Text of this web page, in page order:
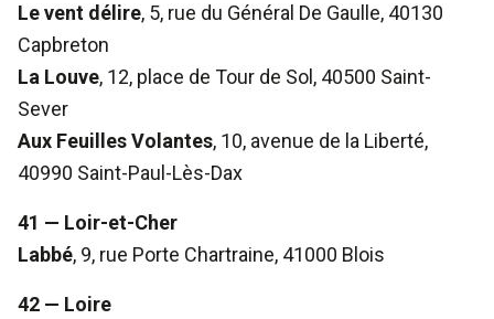
Le vent délire, 5, rue du Général De Gaulle, 40130
Capbreton
La Louve, 12, place de Tour de Sol, 40500 Saint-
Sever
Aux Feuilles Volantes, 10, avenue de la Liberté,
40990 Saint-Paul-Lès-Dax
41 — Loir-et-Cher
Labbé, 9, rue Porte Chartraine, 41000 Blois
42 — Loire